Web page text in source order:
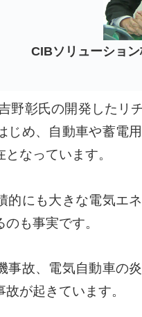
CIBソリューショ
野彰氏の開発したリ
じめ、自動車や蓄電
なっています。
的にも大きな電気エ
も事実です。
事故、電気自動車の
が起きています。